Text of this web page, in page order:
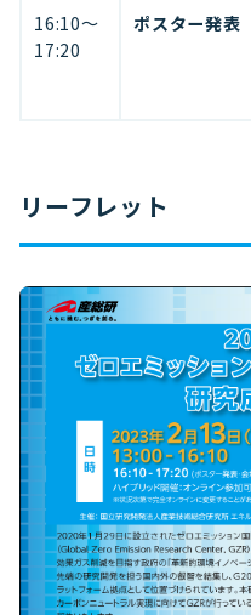
16:10〜
17:20
ポスター発表
リーフレット